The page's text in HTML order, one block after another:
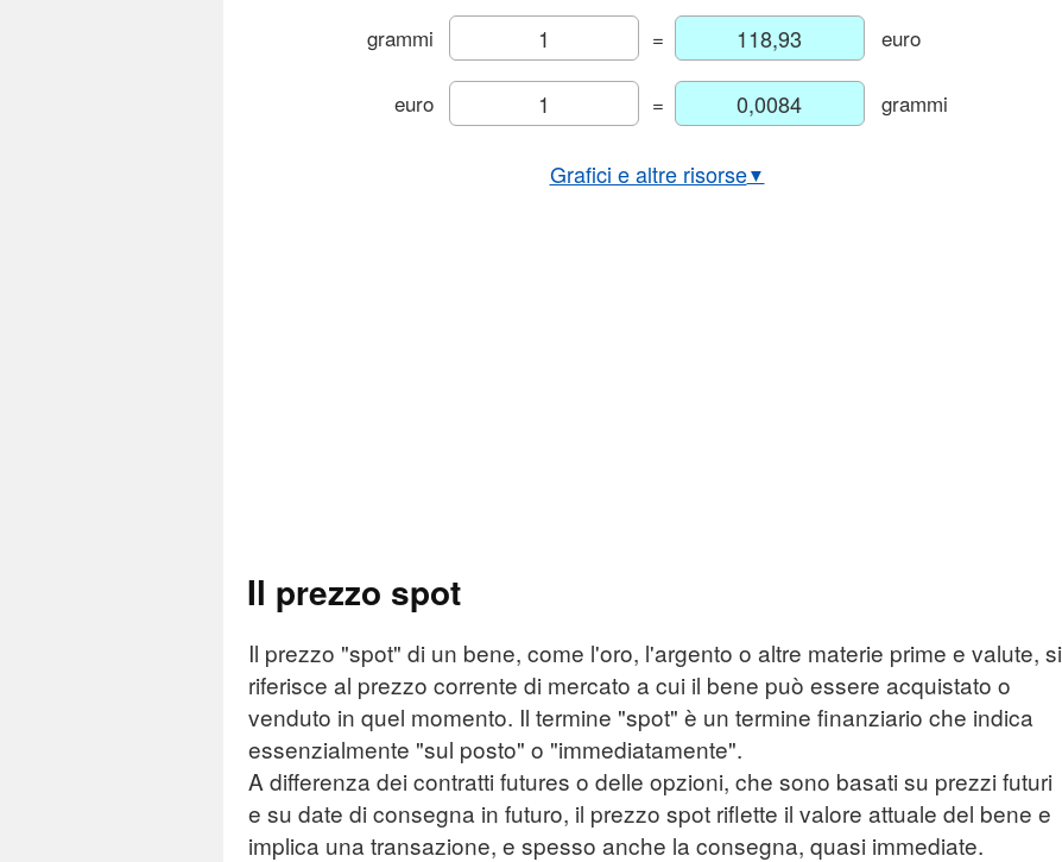
grammi = euro
euro = grammi
Grafici e altre risorse▼
Il prezzo spot
Il prezzo "spot" di un bene, come l'oro, l'argento o altre materie prime e valute, si
riferisce al prezzo corrente di mercato a cui il bene può essere acquistato o
venduto in quel momento. Il termine "spot" è un termine finanziario che indica
essenzialmente "sul posto" o "immediatamente".
A differenza dei contratti futures o delle opzioni, che sono basati su prezzi futuri
e su date di consegna in futuro, il prezzo spot riflette il valore attuale del bene e
implica una transazione, e spesso anche la consegna, quasi immediate.